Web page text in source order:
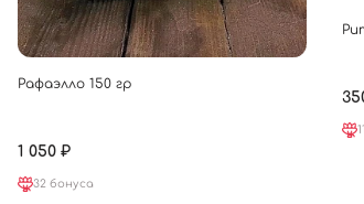
Рафаэлло 150 гр
1 050 ₽
32 бонуса